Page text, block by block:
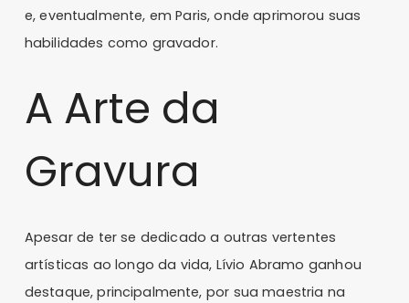
e, eventualmente, em Paris, onde aprimorou suas
habilidades como gravador.
A Arte da
Gravura
Apesar de ter se dedicado a outras vertentes
artísticas ao longo da vida, Lívio Abramo ganhou
destaque, principalmente, por sua maestria na